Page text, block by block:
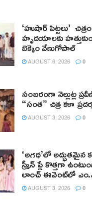
‘హుషార్‌ పిట్టలు’
హృదయాలకు
బెక్కెం వేణుగోపాల్‌
AUGUST 6, 2026 0
సంబరంగా నెల్లుట్ల
“సంత” చిత్ర కళా
AUGUST 3, 2026 0
‘అగధ’లో
స్క్రీన్ ప్లే కొత్తగా
లాంచ్ ఈవెంట్‌లో
AUGUST 3, 2026 0